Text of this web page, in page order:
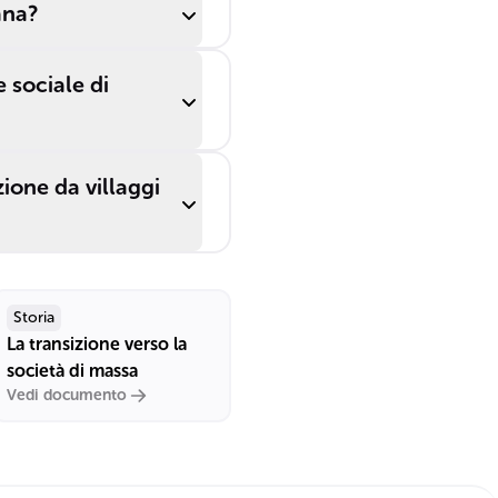
sociale di
da villaggi
Storia
La transizione verso la
società di massa
Vedi documento